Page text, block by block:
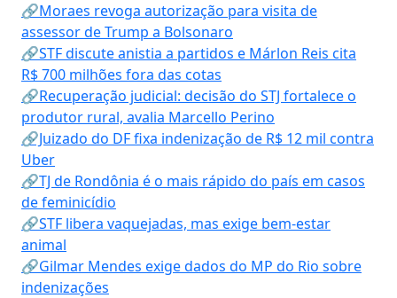
🔗Moraes revoga autorização para visita de
assessor de Trump a Bolsonaro
🔗STF discute anistia a partidos e Márlon Reis cita
R$ 700 milhões fora das cotas
🔗Recuperação judicial: decisão do STJ fortalece o
produtor rural, avalia Marcello Perino
🔗Juizado do DF fixa indenização de R$ 12 mil contra
Uber
🔗TJ de Rondônia é o mais rápido do país em casos
de feminicídio
🔗STF libera vaquejadas, mas exige bem-estar
animal
🔗Gilmar Mendes exige dados do MP do Rio sobre
indenizações